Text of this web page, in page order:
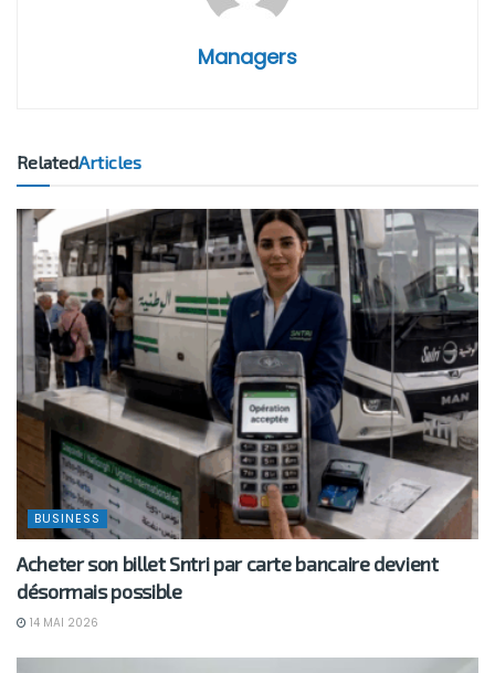
Managers
RelatedArticles
BUSINESS
Acheter son billet Sntri par carte bancaire devient
désormais possible
14 MAI 2026